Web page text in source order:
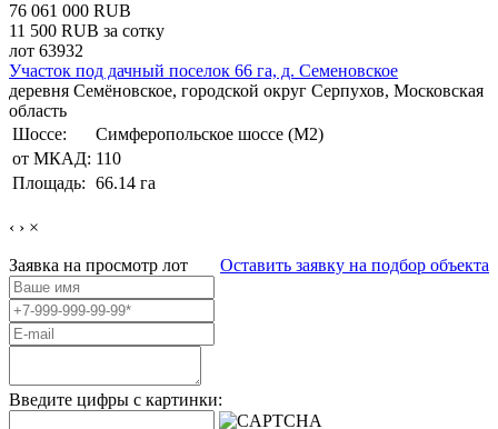
76 061 000 RUB
11 500 RUB за сотку
лот 63932
Участок под дачный поселок 66 га, д. Семеновское
деревня Семёновское, городской округ Серпухов, Московская
область
Шоссе:
Симферопольское шоссе (М2)
от МКАД: 110
Площадь: 66.14 га
‹ › ×
Оставить заявку на подбор объекта
Заявка на просмотр лот
Введите цифры с картинки: